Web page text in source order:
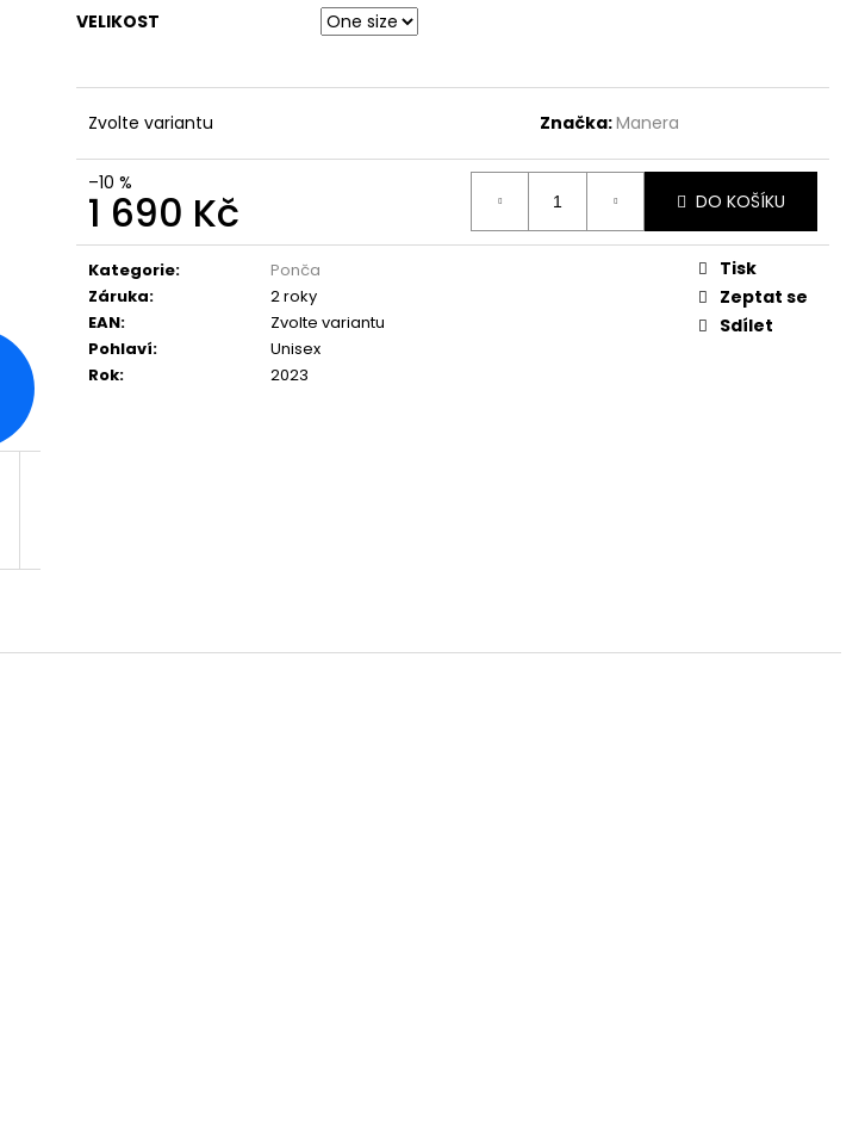
VELIKOST
Zvolte variantu Značka:Manera
–10 %
1 690 Kč
Měrná
cena:
DO KOŠÍKU
Kategorie:
Ponča
Záruka:
2 roky
EAN:
Zvolte variantu
Pohlaví:
Unisex
Rok: 2023
Tisk
Zeptat se
Sdílet